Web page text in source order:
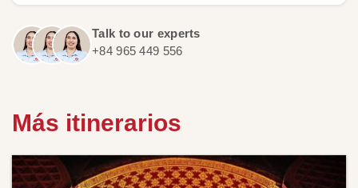
Talk to our experts
+84 965 449 556
Más itinerarios